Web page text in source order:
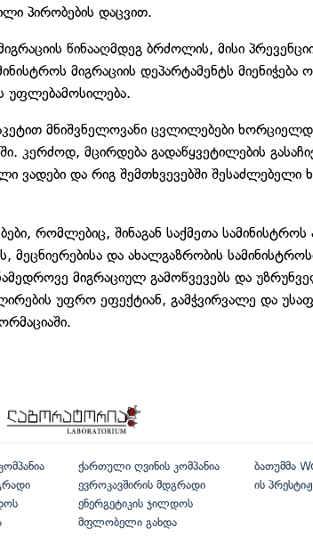
პირობების დაცვით.
წინააღმდეგ ბრძოლის, მისი
მიგრაციის დეპარტამენტს მიენიჭება
უფლებამოსილება.
მნიშვნელოვანი ცვლილებები
კერძოდ, მცირდება გადაწყვეტილების
ვადები და რიგ შემთხვევებში შესაძლებელი
რომლებიც, შინაგან საქმეთა
მეცნიერებისა და ახალგაზრობის
მიგრაციულ გამოწვევებს და
უფრო ეფექტიან, გამჭვირვალე და
ქართული ღვინის კომპანია
ევროკავშირის მდგრადი
ენერგეტიკის ჯილდოს
მფლობელი გახდა
ბათუმმა
ის